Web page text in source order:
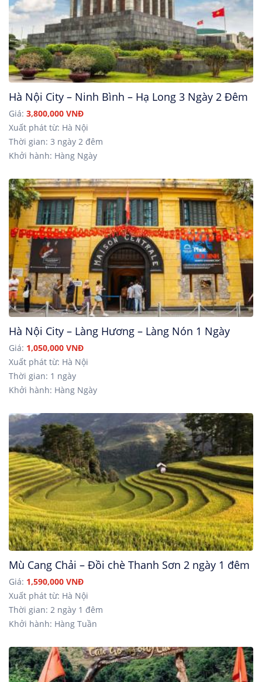
Hà Nội City – Ninh Bình – Hạ Long 3 Ngày 2 Đêm
Giá: 3,800,000 VNĐ
Xuất phát từ: Hà Nội
Thời gian: 3 ngày 2 đêm
Khởi hành: Hàng Ngày
Hà Nội City – Làng Hương – Làng Nón 1 Ngày
Giá: 1,050,000 VNĐ
Xuất phát từ: Hà Nội
Thời gian: 1 ngày
Khởi hành: Hàng Ngày
Mù Cang Chải – Đồi chè Thanh Sơn 2 ngày 1 đêm
Giá: 1,590,000 VNĐ
Xuất phát từ: Hà Nội
Thời gian: 2 ngày 1 đêm
Khởi hành: Hàng Tuần